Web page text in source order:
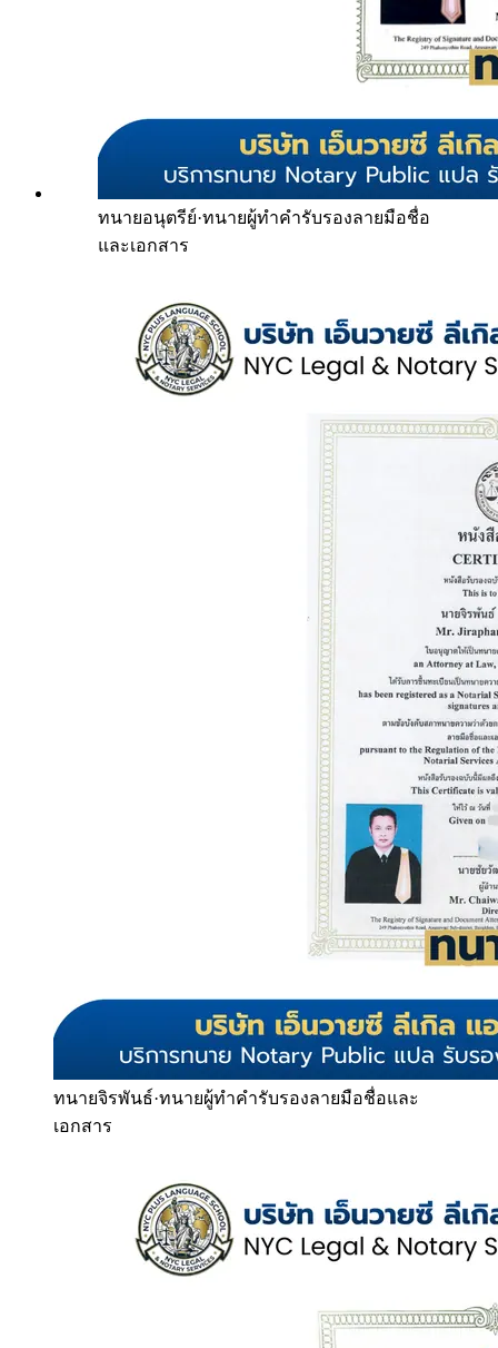
ทนายอนุตรีย์·ทนายผู้ทำคำรับรองลายมือชื่อ
และเอกสาร
ทนายจิรพันธ์·ทนายผู้ทำคำรับรองลายมือชื่อและ
เอกสาร